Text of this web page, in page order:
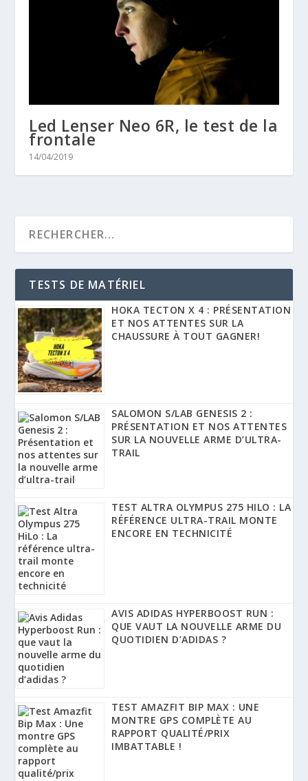
Led Lenser Neo 6R, le test de la
frontale
14/04/2019
TESTS DE MATÉRIEL
HOKA TECTON X 4 : PRÉSENTATION
ET NOS ATTENTES SUR LA
CHAUSSURE À TOUT GAGNER!
SALOMON S/LAB GENESIS 2 :
PRÉSENTATION ET NOS ATTENTES
SUR LA NOUVELLE ARME D’ULTRA-
TRAIL
TEST ALTRA OLYMPUS 275 HILO : LA
RÉFÉRENCE ULTRA-TRAIL MONTE
ENCORE EN TECHNICITÉ
AVIS ADIDAS HYPERBOOST RUN :
QUE VAUT LA NOUVELLE ARME DU
QUOTIDIEN D’ADIDAS ?
TEST AMAZFIT BIP MAX : UNE
MONTRE GPS COMPLÈTE AU
RAPPORT QUALITÉ/PRIX
IMBATTABLE !